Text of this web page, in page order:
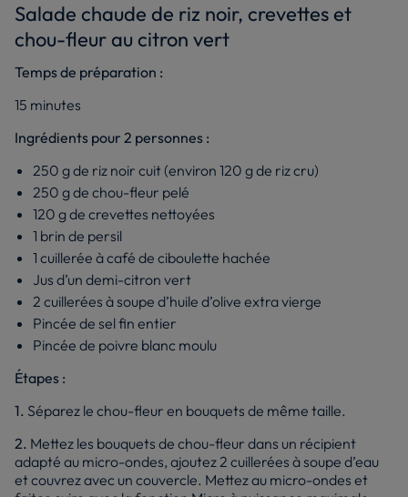
Salade chaude de riz noir, crevettes et
chou-fleur au citron vert
Temps de préparation :
15 minutes
Ingrédients pour 2 personnes :
250 g de riz noir cuit (environ 120 g de riz cru)
250 g de chou-fleur pelé
120 g de crevettes nettoyées
1 brin de persil
1 cuillerée à café de ciboulette hachée
Jus d’un demi-citron vert
2 cuillerées à soupe d’huile d’olive extra vierge
Pincée de sel fin entier
Pincée de poivre blanc moulu
Étapes :
1. Séparez le chou-fleur en bouquets de même taille.
2. Mettez les bouquets de chou-fleur dans un récipient
adapté au micro-ondes, ajoutez 2 cuillerées à soupe d’eau
et couvrez avec un couvercle. Mettez au micro-ondes et